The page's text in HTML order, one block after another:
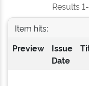
Results
Item hits:
Preview
Issue
Date